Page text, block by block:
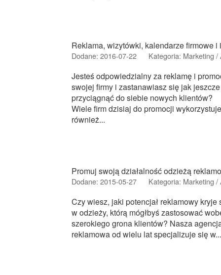
Reklama, wizytówki, kalendarze firmowe i
Dodane: 2016-07-22 Kategoria: Marketing
Jesteś odpowiedzialny za reklamę i
swojej firmy i zastanawiasz się jak jeszcze
przyciągnąć do siebie nowych klientów?
Wiele firm dzisiaj do promocji wykorzystuje
również...
Promuj swoją działalność odzieżą
Dodane: 2015-05-27 Kategoria: Marketing
Czy wiesz, jaki potencjał reklamowy kryje
w odzieży, którą mógłbyś zastosować
szerokiego grona klientów? Nasza
reklamowa od wielu lat specjalizuje się w...